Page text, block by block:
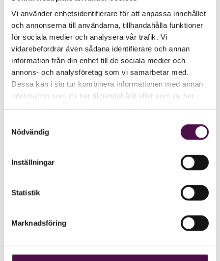
Vi använder enhetsidentifierare för att anpassa innehållet
och annonserna till användarna, tillhandahålla funktioner
för sociala medier och analysera vår trafik. Vi
vidarebefordrar även sådana identifierare och annan
information från din enhet till de sociala medier och
annons- och analysföretag som vi samarbetar med.
Dessa kan i sin tur kombinera informationen med annan
information som du har tillhandahållit eller som de har
Nödvändig
Inställningar
Statistik
Marknadsföring